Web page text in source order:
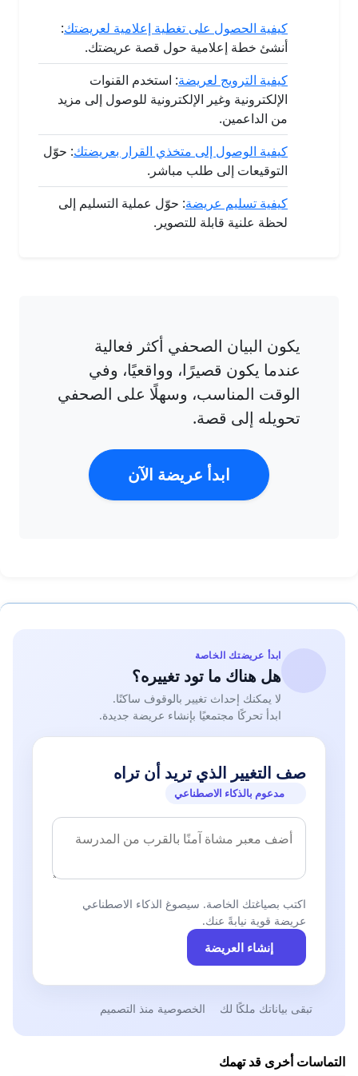
كيفية الحصول على تغطية إعلامية لعريضتك:
أنشئ خطة إعلامية حول قصة عريضتك.
كيفية الترويج لعريضة: استخدم القنوات
الإلكترونية وغير الإلكترونية للوصول إلى مزيد
من الداعمين.
كيفية الوصول إلى متخذي القرار بعريضتك: حوّل
التوقيعات إلى طلب مباشر.
كيفية تسليم عريضة: حوّل عملية التسليم إلى
لحظة علنية قابلة للتصوير.
يكون البيان الصحفي أكثر فعالية
عندما يكون قصيرًا، وواقعيًا، وفي
الوقت المناسب، وسهلًا على الصحفي
تحويله إلى قصة.
ابدأ عريضة الآن
ابدأ عريضتك الخاصة
هل هناك ما تود تغييره؟
لا يمكنك إحداث تغيير بالوقوف ساكنًا.
ابدأ تحركًا مجتمعيًا بإنشاء عريضة جديدة.
صف التغيير الذي تريد أن تراه
مدعوم بالذكاء الاصطناعي
اكتب بصياغتك الخاصة. سيصوغ الذكاء الاصطناعي
عريضة قوية نيابةً عنك.
إنشاء العريضة
تبقى بياناتك ملكًا لك الخصوصية منذ التصميم
التماسات أخرى قد تهمك